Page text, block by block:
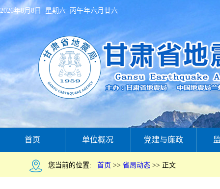
2026年8月8日 星期六 丙午年六月廿六
首页 单位概况 党建与廉政
您当前的位置: 首页 >> 省局动态 >> 正文